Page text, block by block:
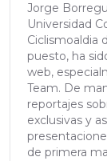
Jorge
Universidad
Ciclismoaldia
puesto, ha
web,
Team. De
reportajes
exclusivas y
de primera